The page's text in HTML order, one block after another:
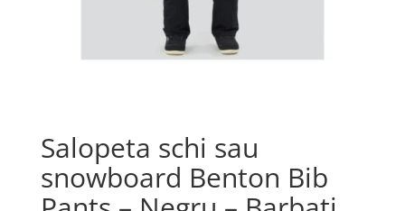
Salopeta schi sau
snowboard Benton Bib